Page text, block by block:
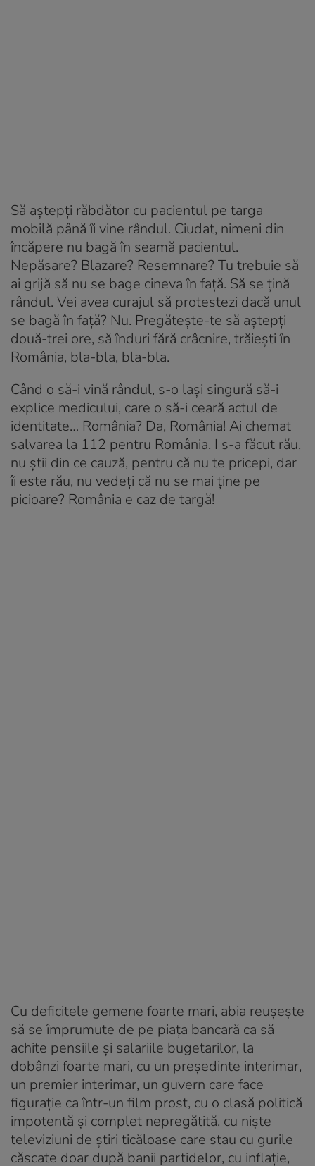
Să aștepți răbdător cu pacientul pe targa
mobilă până îi vine rândul. Ciudat, nimeni din
încăpere nu bagă în seamă pacientul.
Nepăsare? Blazare? Resemnare? Tu trebuie să
ai grijă să nu se bage cineva în față. Să se țină
rândul. Vei avea curajul să protestezi dacă unul
se bagă în față? Nu. Pregătește-te să aștepți
două-trei ore, să înduri fără crâcnire, trăiești în
România, bla-bla, bla-bla.
Când o să-i vină rândul, s-o lași singură să-i
explice medicului, care o să-i ceară actul de
identitate… România? Da, România! Ai chemat
salvarea la 112 pentru România. I s-a făcut rău,
nu știi din ce cauză, pentru că nu te pricepi, dar
îi este rău, nu vedeți că nu se mai ține pe
picioare? România e caz de targă!
Cu deficitele gemene foarte mari, abia reușește
să se împrumute de pe piața bancară ca să
achite pensiile și salariile bugetarilor, la
dobânzi foarte mari, cu un președinte interimar,
un premier interimar, un guvern care face
figurație ca într-un film prost, cu o clasă politică
impotentă și complet nepregătită, cu niște
televiziuni de știri ticăloase care stau cu gurile
căscate doar după banii partidelor, cu inflație,